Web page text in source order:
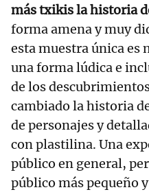
más txikis la historia
forma amena y muy
esta muestra única es
una forma lúdica e
de los
cambiado la historia
de personajes y
con plastilina. Una
público en general,
público más pequeño